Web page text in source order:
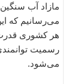
مازاد آب
می‌رسانیم که
هر کشوری قدرت
رسمیت
می‌شود.